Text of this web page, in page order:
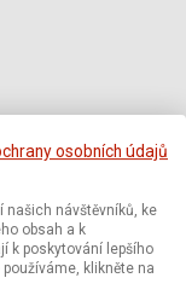
osobních údajů
našich návštěvníků, ke
obsah a k
k poskytování lepšího
klikněte na